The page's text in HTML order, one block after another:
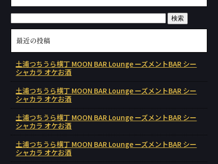
最近の投稿
土浦つちうら横丁 MOON BAR Lounge ーズメントBAR シー
シャカラ オケお酒
土浦つちうら横丁 MOON BAR Lounge ーズメントBAR シー
シャカラ オケお酒
土浦つちうら横丁 MOON BAR Lounge ーズメントBAR シー
シャカラ オケお酒
土浦つちうら横丁 MOON BAR Lounge ーズメントBAR シー
シャカラ オケお酒